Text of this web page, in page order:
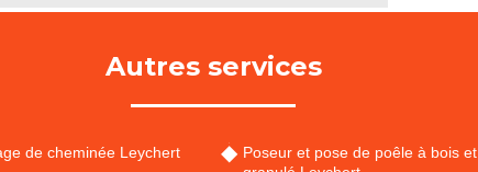
Autres services
de cheminée Leychert
Poseur et pose de poêle à bois et